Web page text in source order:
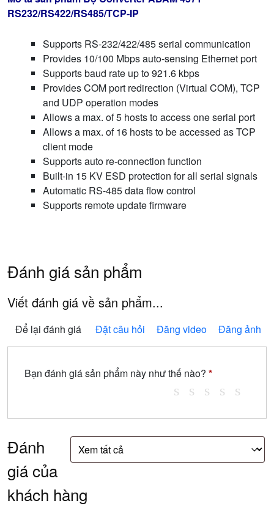
RS232/RS422/RS485/TCP-IP
Supports RS-232/422/485 serial communication
Provides 10/100 Mbps auto-sensing Ethernet port
Supports baud rate up to 921.6 kbps
Provides COM port redirection (Virtual COM), TCP
and UDP operation modes
Allows a max. of 5 hosts to access one serial port
Allows a max. of 16 hosts to be accessed as TCP
client mode
Supports auto re-connection function
Built-in 15 KV ESD protection for all serial signals
Automatic RS-485 data flow control
Supports remote update firmware
Đánh giá sản phẩm
Viết đánh giá về sản phẩm...
Để lại đánh giá Đặt câu hỏi Đăng video Đăng ảnh
Bạn đánh giá sản phẩm này như thế nào? *
Đánh
giá của
khách hàng